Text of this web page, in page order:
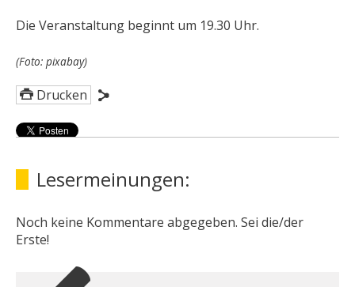
Die Veranstaltung beginnt um 19.30 Uhr.
(Foto: pixabay)
Drucken
Lesermeinungen:
Noch keine Kommentare abgegeben. Sei die/der
Erste!